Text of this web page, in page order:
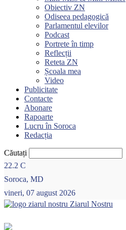
Obiectiv ZN
Odiseea pedagogică
Parlamentul elevilor
Podcast
Portrete în timp
Reflecții
Reteta ZN
Școala mea
Video
Publicitate
Contacte
Abonare
Rapoarte
Lucru în Soroca
Redacția
Căutați
22.2 C
Soroca, MD
vineri, 07 august 2026
Ziarul Nostru